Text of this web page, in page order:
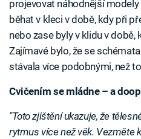
projevovat náhodnější
běhat v kleci v době, kdy při
nebo zase byly v klidu v
Zajímavé bylo, že se
stávala více podobnými, než
Cvičením se mládne – a
"Toto zjištění ukazuje, že
rytmus více než věk. Vezměte